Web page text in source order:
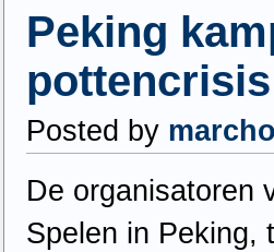
Peking
pottencrisis
Posted by
De organisatoren
Spelen in Peking,